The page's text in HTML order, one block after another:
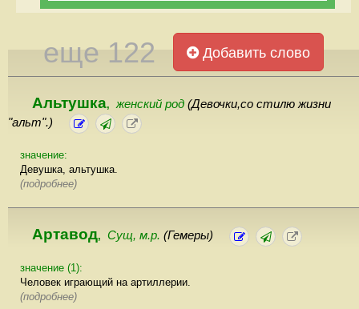
еще 122 Добавить слово
Альтушка, женский род (Девочки,со стилю жизни
"альт".)
значение:
Девушка, альтушка.
(подробнее)
Артавод, Сущ, м.р. (Гемеры)
значение (1):
Человек играющий на артиллерии.
(подробнее)